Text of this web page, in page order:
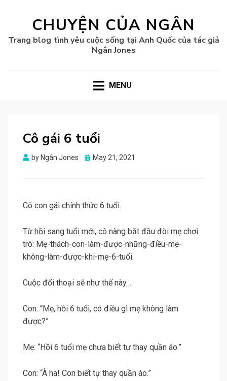
CHUYỆN CỦA NGÂN
Trang blog tình yêu cuộc sống tại Anh Quốc của tác giả
Ngân Jones
MENU
Cô gái 6 tuổi
by Ngân Jones
Posted
May 21, 2021
Cô con gái chính thức 6 tuổi.
Từ hồi sang tuổi mới, cô nàng bắt đầu đòi mẹ chơi
trò: Mẹ-thách-con-làm-được-những-điều-mẹ-
không-làm-được-khi-mẹ-6-tuổi.
Cuộc đối thoại sẽ như thế này…
Con: “Mẹ, hồi 6 tuổi, có điều gì mẹ không làm
được?”
Mẹ: “Hồi 6 tuổi mẹ chưa biết tự thay quần áo.”
Con: “À ha! Con biết tự thay quần áo.”